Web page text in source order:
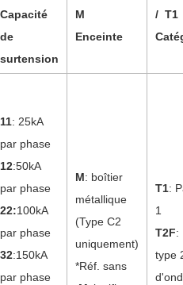
Capacité
de
surtension
M
Enceinte
/ T1
11: 25kA
par phase
12:50kA
par phase
22:100kA
par phase
32:150kA
par phase
M: boîtier
métallique
(Type C2
uniquement)
*Réf. sans
T1:
1
T2F:
type